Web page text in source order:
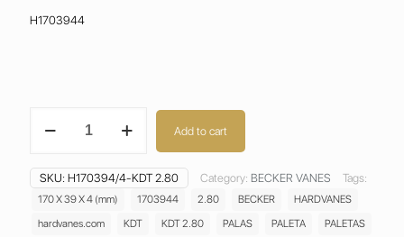
H1703944
KDT
VANES
PALETAS ASPAS
PALAS
Add to cart
SKU: H170394/4-KDT 2.80 Category: BECKER VANES Tags:
170 X 39 X 4 (mm) 1703944 2.80 BECKER
HARDVANES
hardvanes.com
KDT KDT 2.80 PALAS PALETA
PALETAS